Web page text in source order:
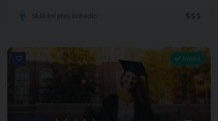
Skákání přes švihadlo
Nabírá